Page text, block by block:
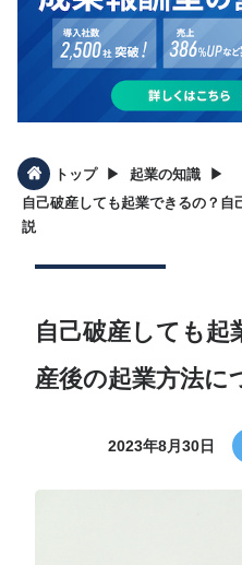
トップ ▶︎ 起業の知識 ▶︎
自己破産しても起業できるの？自
説
自己破産しても起
産後の起業方法に
2023年8月30日